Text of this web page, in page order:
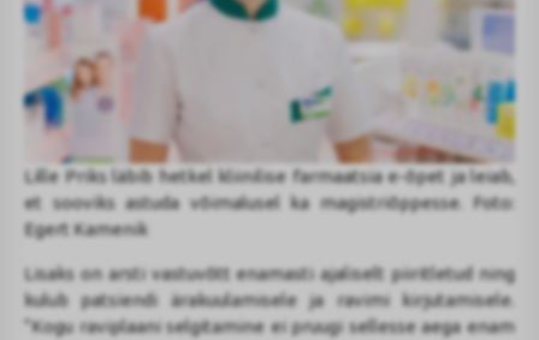
Lille Priks läbib hetkel kliinilise farmaatsia e-õpet ja leiab,
et sooviks astuda võimalusel ka magistriõppesse. Foto:
Egert Kamenik
Lisaks on arsti vastuvõtt enamasti ajaliselt piiritletud ning
kulub patsiendi ärakuulamisele ja ravimi kirjutamisele.
“Kogu raviplaani selgitamine ei pruugi sellesse aega enam